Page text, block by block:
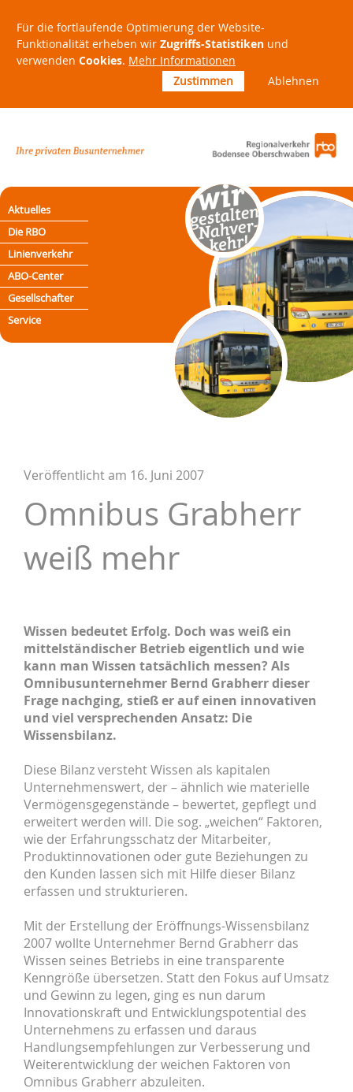
Für die fortlaufende Optimierung der Website-
Funktionalität erheben wir Zugriffs-Statistiken und
verwenden Cookies. Mehr Informationen
Zustimmen
Ablehnen
Aktuelles
Die RBO
Linienverkehr
ABO-Center
Gesellschafter
Service
Veröffentlicht am 16. Juni 2007
Omnibus Grabherr
weiß mehr
Wissen bedeutet Erfolg. Doch was weiß ein
mittelständischer Betrieb eigentlich und wie
kann man Wissen tatsächlich messen? Als
Omnibusunternehmer Bernd Grabherr dieser
Frage nachging, stieß er auf einen innovativen
und viel versprechenden Ansatz: Die
Wissensbilanz.
Diese Bilanz versteht Wissen als kapitalen
Unternehmenswert, der – ähnlich wie materielle
Vermögensgegenstände – bewertet, gepflegt und
erweitert werden will. Die sog. „weichen“ Faktoren,
wie der Erfahrungsschatz der Mitarbeiter,
Produktinnovationen oder gute Beziehungen zu
den Kunden lassen sich mit Hilfe dieser Bilanz
erfassen und strukturieren.
Mit der Erstellung der Eröffnungs-Wissensbilanz
2007 wollte Unternehmer Bernd Grabherr das
Wissen seines Betriebs in eine transparente
Kenngröße übersetzen. Statt den Fokus auf Umsatz
und Gewinn zu legen, ging es nun darum
Innovationskraft und Entwicklungspotential des
Unternehmens zu erfassen und daraus
Handlungsempfehlungen zur Verbesserung und
Weiterentwicklung der weichen Faktoren von
Omnibus Grabherr abzuleiten.